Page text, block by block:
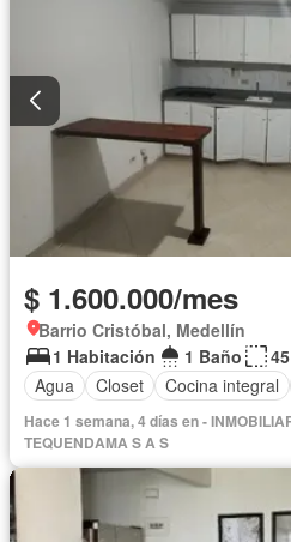
$ 1.600.000/mes
Barrio Cristóbal, Medellín
1 Habitación
1 Baño
Agua
Closet Cocina integral
Hace 1 semana, 4 días en -
TEQUENDAMA S A S